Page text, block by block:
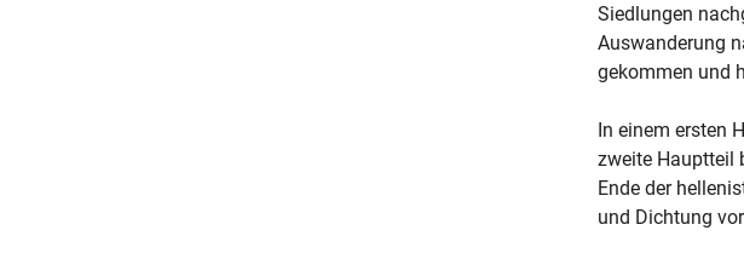
Siedlungen
Auswanderung
gekommen und
In einem ersten
zweite Hauptteil
Ende der
und Dichtung